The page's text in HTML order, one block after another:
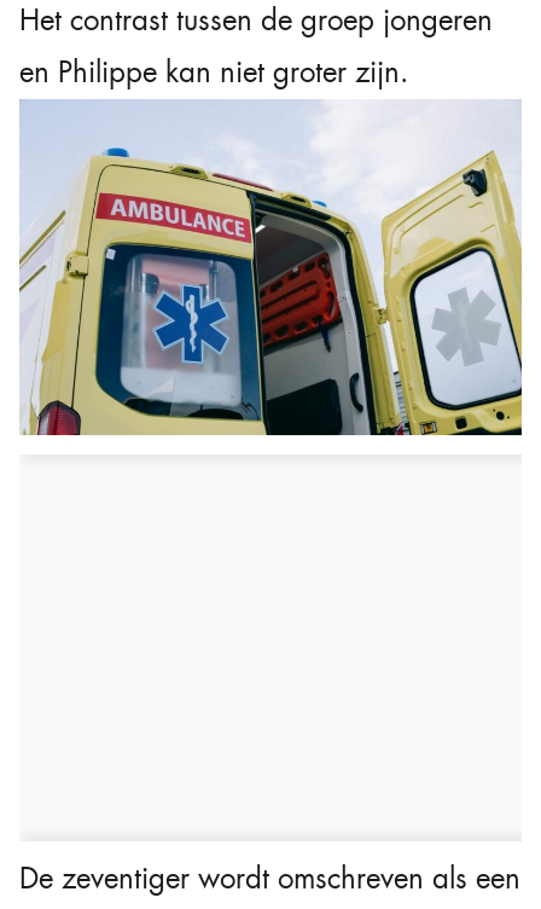
Het contrast tussen de groep jongeren
en Philippe kan niet groter zijn.
De zeventiger wordt omschreven als een